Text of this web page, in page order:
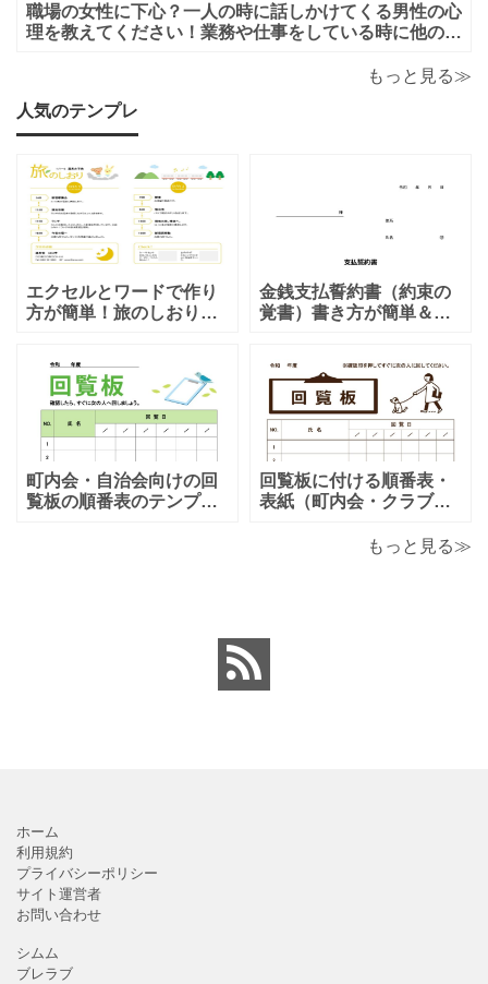
職場の女性に下心？一人の時に話しかけてくる男性の心
理を教えてください！業務や仕事をしている時に他の人
かけてくるのは下心があるからでしょうか？恋愛的に好
もっと見る≫
人気のテンプレ
エクセルとワードで作り
方が簡単！旅のしおり
おすすめのテンプレート
となります。温泉旅行や
家族旅行など様々な用途
で、楽しく利用出来る旅
のしおりの素材となりま
す。ダウンロード後に簡
単に編集出来るエクセ
金銭支払誓約書（約束の
覚書）書き方が簡単＆項
す。シンプルな項目にな
りますので、利用用途に
より項目や内容を編集し
利用する事が可能です。
シンプルで簡易的な素材
となりますので、金銭支
払誓約書を作成時に用途
町内会・自治会向けの回
覧板の順番表のテンプレ
回覧板に付ける順番表・
表紙（町内会・クラブの
る「Excel・Word・
る「Excel・Word・
PDF」
もっと見る≫
ホーム
利用規約
プライバシーポリシー
サイト運営者
お問い合わせ
シムム
ブレラブ